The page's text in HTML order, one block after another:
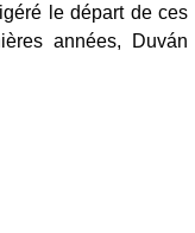
le départ de ces
années, Duván